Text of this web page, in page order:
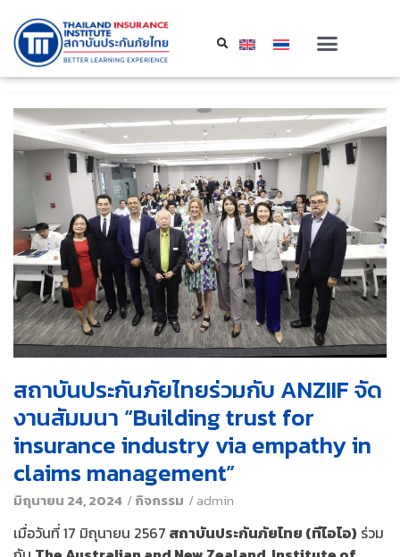
สถาบันประกันภัยไทยร่วมกับ ANZIIF จัด
งานสัมมนา “Building trust for
insurance industry via empathy in
claims management”
มิถุนายน 24, 2024 /กิจกรรม /admin
เมื่อวันที่ 17 มิถุนายน 2567 สถาบันประกันภัยไทย (ทีไอไอ) ร่วม